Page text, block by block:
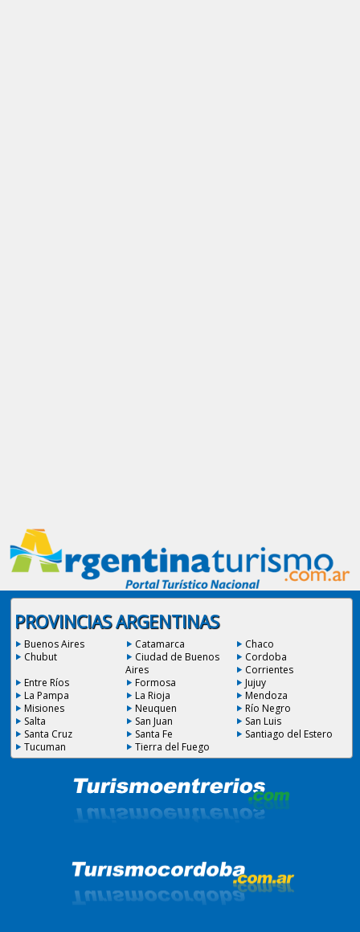
PROVINCIAS ARGENTINAS
Buenos Aires Catamarca
Chaco
Chubut
Ciudad de Buenos
Aires
Cordoba
Corrientes
Entre Ríos
Formosa
Jujuy
La Pampa
La Rioja
Mendoza
Misiones
Neuquen
Río Negro
Salta
San Juan
San Luis
Santa Cruz
Santa Fe
Santiago del Estero
Tucuman
Tierra del Fuego